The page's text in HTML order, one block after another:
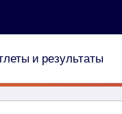
и результаты